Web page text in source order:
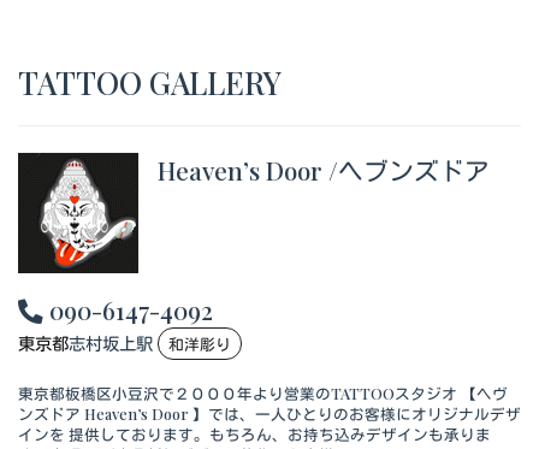
TATTOO GALLERY
Heaven’s Door /ヘブンズドア
090-6147-4092
東京都志村坂上駅 和洋彫り
東京都板橋区小豆沢で２０００年より営業のTATTOOスタジオ 【ヘヴ
ンズドア Heaven’s Door 】では、一人ひとりのお客様にオリジナルデザ
インを 提供しております。もちろん、お持ち込みデザインも承りま